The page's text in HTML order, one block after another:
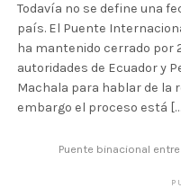
Todavía no se define una
país. El Puente
ha mantenido cerrado por
autoridades de Ecuador y
Machala para hablar de la
embargo el proceso está
Puente binacional